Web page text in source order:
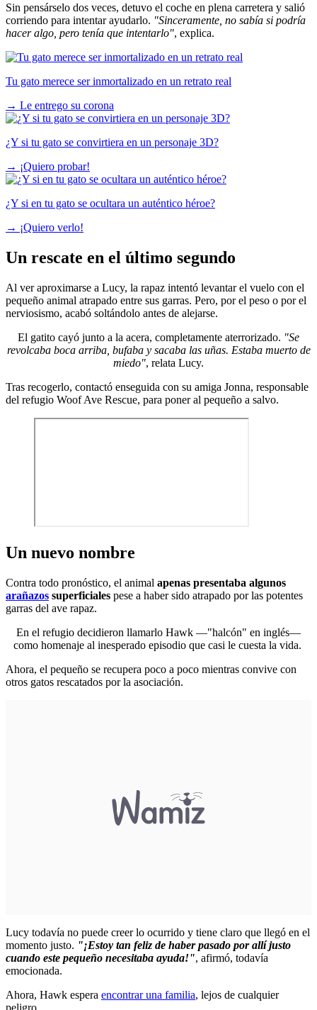
Sin pensárselo dos veces, detuvo el coche en plena carretera y salió
corriendo para intentar ayudarlo. "Sinceramente, no sabía si podría
hacer algo, pero tenía que intentarlo", explica.
Tu gato merece ser inmortalizado en un retrato real
→ Le entrego su corona
¿Y si tu gato se convirtiera en un personaje 3D?
→ ¡Quiero probar!
¿Y si en tu gato se ocultara un auténtico héroe?
→ ¡Quiero verlo!
Un rescate en el último segundo
Al ver aproximarse a Lucy, la rapaz intentó levantar el vuelo con el
pequeño animal atrapado entre sus garras. Pero, por el peso o por el
nerviosismo, acabó soltándolo antes de alejarse.
El gatito cayó junto a la acera, completamente aterrorizado. "Se
revolcaba boca arriba, bufaba y sacaba las uñas. Estaba muerto de
miedo", relata Lucy.
Tras recogerlo, contactó enseguida con su amiga Jonna, responsable
del refugio Woof Ave Rescue, para poner al pequeño a salvo.
Un nuevo nombre
Contra todo pronóstico, el animal apenas presentaba algunos
arañazos superficiales pese a haber sido atrapado por las potentes
garras del ave rapaz.
En el refugio decidieron llamarlo Hawk —"halcón" en inglés—
como homenaje al inesperado episodio que casi le cuesta la vida.
Ahora, el pequeño se recupera poco a poco mientras convive con
otros gatos rescatados por la asociación.
Lucy todavía no puede creer lo ocurrido y tiene claro que llegó en el
momento justo. "¡Estoy tan feliz de haber pasado por allí justo
cuando este pequeño necesitaba ayuda!", afirmó, todavía
emocionada.
Ahora, Hawk espera encontrar una familia, lejos de cualquier